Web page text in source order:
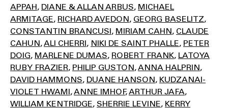
APPAH DIANE & ALLAN ARBUS MICHAEL
ARMITAGE RICHARD AVEDON GEORG BASELITZ
CONSTANTIN BRANCUSI MIRIAM CAHN CLAUDE
CAHUN ALI CHERRI NIKI DE SAINT PHALLE PETER
DOIG MARLENE DUMAS ROBERT FRANK LATOYA
RUBY FRAZIER PHILIP GUSTON ANNA HALPRIN
DAVID HAMMONS DUANE HANSON KUDZANAI-
VIOLET HWAMI ANNE IMHOF ARTHUR JAFA
WILLIAM KENTRIDGE SHERRIE LEVINE KERRY